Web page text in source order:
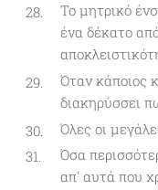
Το μητρικό
ένα δέκατο
Όταν κάποιος
διακηρύσσει
Όλες οι
Όσα
απ' αυτά που